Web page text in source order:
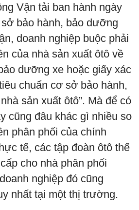
Vận tải ban hành ngày
bảo hành, bảo dưỡng
doanh nghiệp buộc phải
của nhà sản xuất ôtô về
dưỡng xe hoặc giấy xác
chuẩn cơ sở bảo hành,
sản xuất ôtô”. Mà để có
cũng đâu khác gì nhiều so
phân phối của chính
tế, các tập đoàn ôtô thế
cho nhà phân phối
nghiệp đó cũng
nhất tại một thị trường.